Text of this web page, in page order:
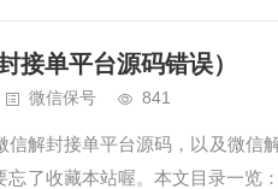
接单平台源码错误）
微信保号 841
信解封接单平台源码，以及微信
忘了收藏本站喔。本文目录一览